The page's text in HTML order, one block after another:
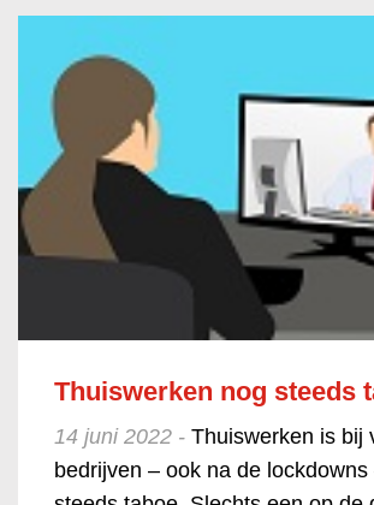
Thuiswerken nog steeds
14 juni 2022 - Thuiswerken is bij
bedrijven – ook na de lockdowns